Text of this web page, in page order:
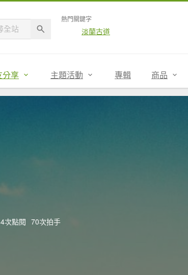
熱門關鍵字
淡蘭古道
分享 主題活動 專輯 商品
次點閱 70次拍手